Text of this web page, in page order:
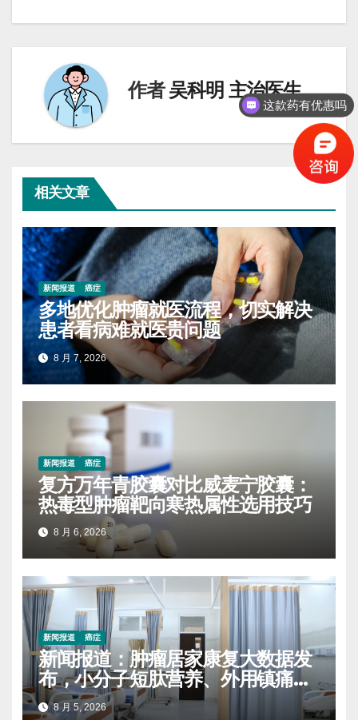
导
作者吴科明 主治医生
相关文章
新闻报道 癌症
多地优化肿瘤就医流程，切实解决
患者看病难就医贵问题
8 月 7, 2026
新闻报道 癌症
复方万年青胶囊对比威麦宁胶囊：
热毒型肿瘤靶向寒热属性选用技巧
8 月 6, 2026
新闻报道 癌症
新闻报道：肿瘤居家康复大数据发
布，小分子短肽营养、外用镇痛膏
药使用率持续上涨
8 月 5, 2026
这款药有优惠吗